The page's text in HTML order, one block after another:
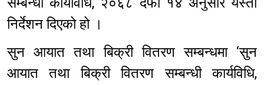
निर्देशन दिएको हो ।
सुन आयात तथा बिक्री वितरण सम्बन्धमा ‘सुन
आयात तथा बिक्री वितरण सम्बन्धी कार्यविधि,